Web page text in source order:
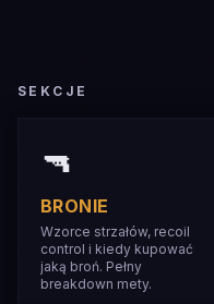
SEKCJE
🔫
BRONIE
Wzorce strzałów, recoil
control i kiedy kupować
jaką broń. Pełny
breakdown mety.